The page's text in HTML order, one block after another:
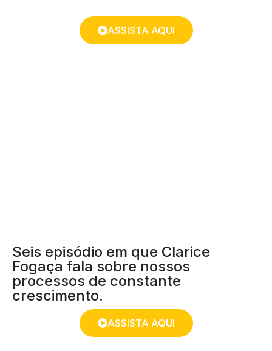
ASSISTA AQUI
Seis episódio em que Clarice
Fogaça fala sobre nossos
processos de constante
crescimento.
ASSISTA AQUI